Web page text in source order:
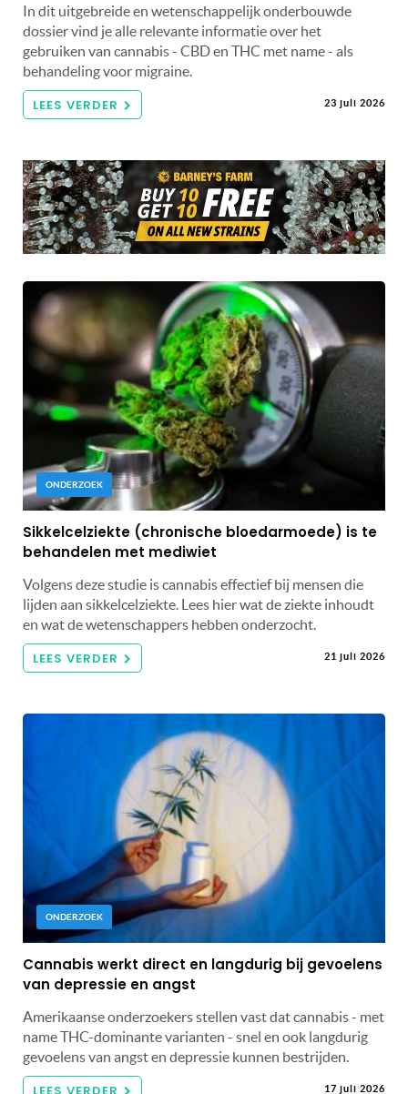
In dit uitgebreide en wetenschappelijk onderbouwde
dossier vind je alle relevante informatie over het
gebruiken van cannabis - CBD en THC met name - als
behandeling voor migraine.
LEES VERDER 23 juli 2026
ONDERZOEK
Sikkelcelziekte (chronische bloedarmoede) is te
behandelen met mediwiet
Volgens deze studie is cannabis effectief bij mensen die
lijden aan sikkelcelziekte. Lees hier wat de ziekte inhoudt
en wat de wetenschappers hebben onderzocht.
LEES VERDER 21 juli 2026
ONDERZOEK
Cannabis werkt direct en langdurig bij gevoelens
van depressie en angst
Amerikaanse onderzoekers stellen vast dat cannabis - met
name THC-dominante varianten - snel en ook langdurig
gevoelens van angst en depressie kunnen bestrijden.
17 juli 2026